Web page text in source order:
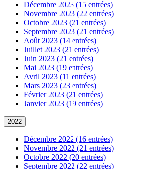
Décembre 2023 (15 entrées)
Novembre 2023 (22 entrées)
Octobre 2023 (21 entrées)
Septembre 2023 (21 entrées)
Août 2023 (14 entrées)
Juillet 2023 (21 entrées)
Juin 2023 (21 entrées)
Mai 2023 (19 entrées)
Avril 2023 (11 entrées)
Mars 2023 (23 entrées)
Février 2023 (21 entrées)
Janvier 2023 (19 entrées)
2022
Décembre 2022 (16 entrées)
Novembre 2022 (21 entrées)
Octobre 2022 (20 entrées)
Septembre 2022 (22 entrées)